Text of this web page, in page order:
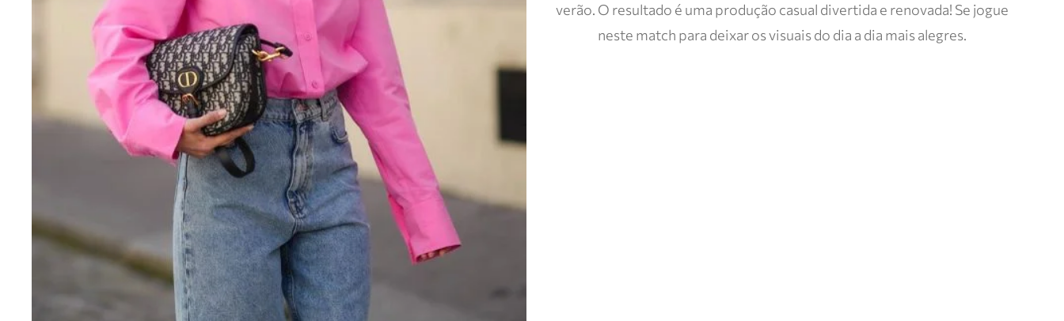
verão. O resultado é uma produção casual divertida e renovada! Se jogue
neste match para deixar os visuais do dia a dia mais alegres.